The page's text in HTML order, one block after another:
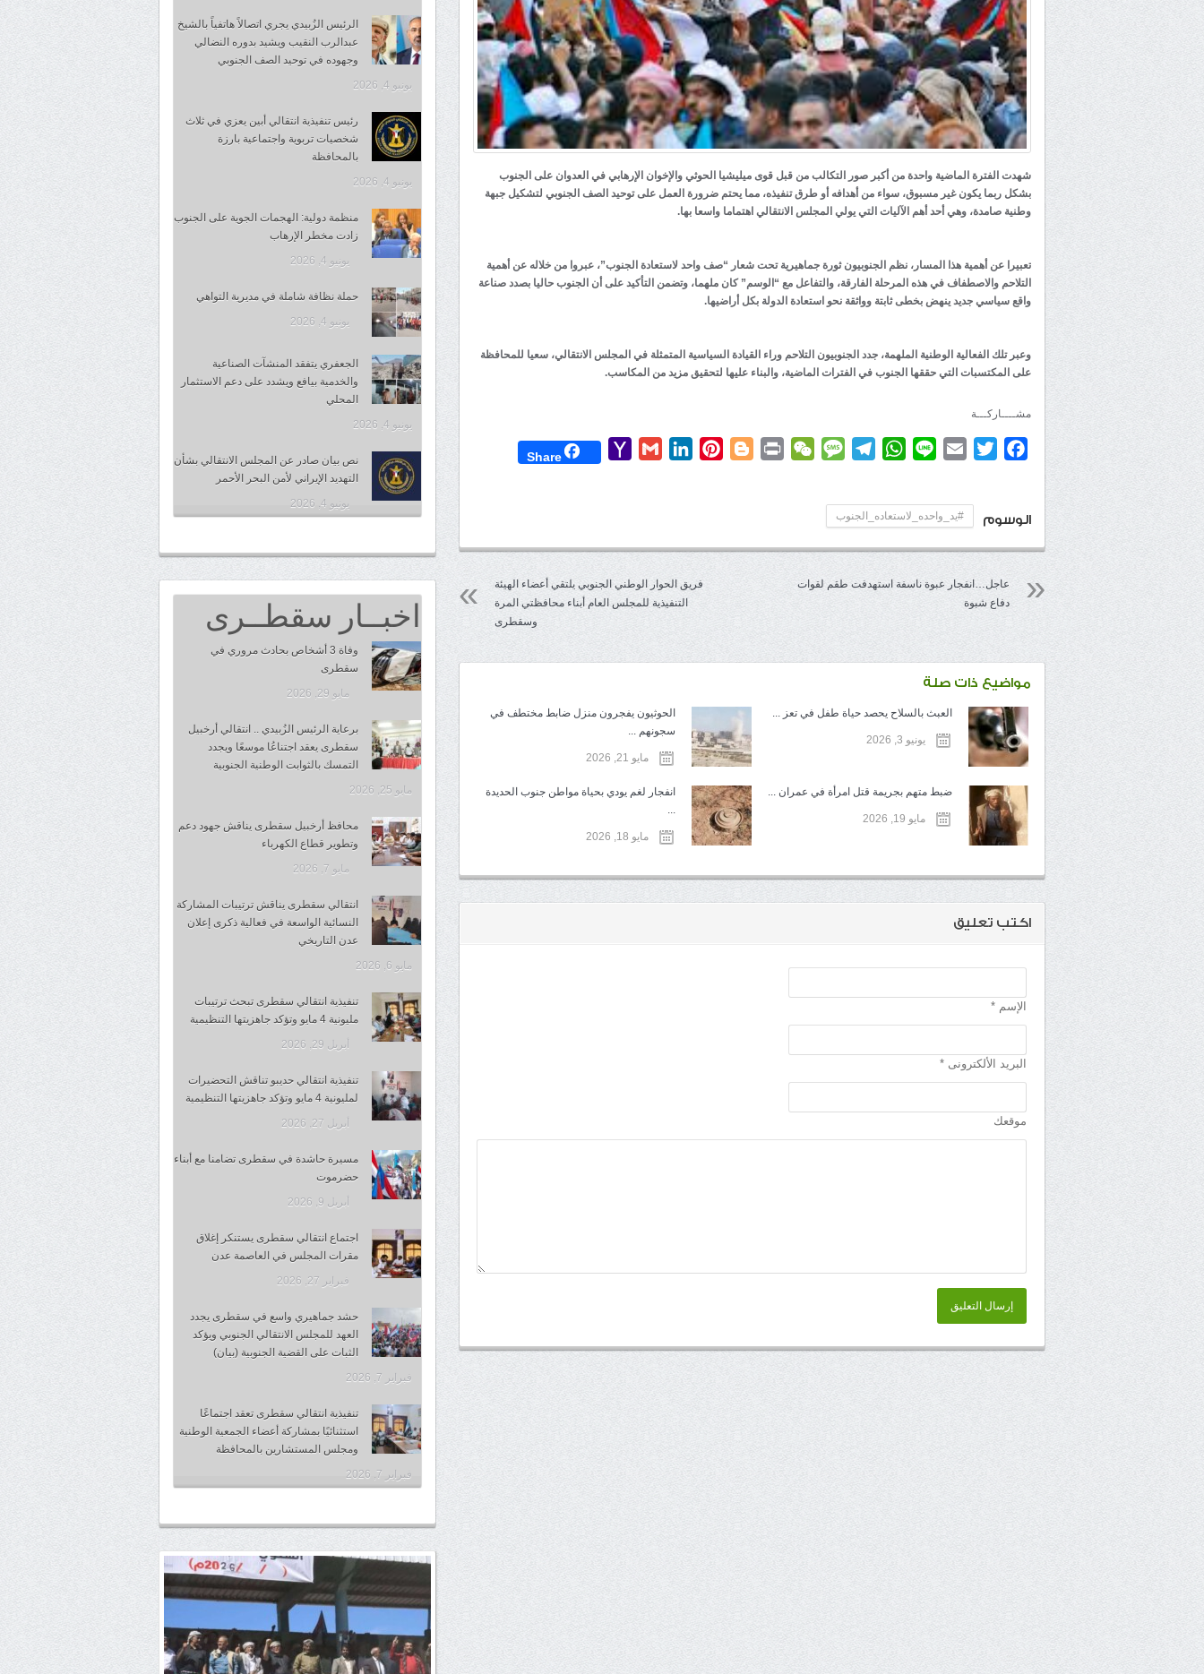
شهدت الفترة الماضية واحدة من أكبر صور التكالب من قبل قوى ميليشيا الحوثي والإخوان الإرهابي في العدوان على الجنوب
بشكل ربما يكون غير مسبوق، سواء من أهدافه أو طرق تنفيذه، مما يحتم ضرورة العمل على توحيد الصف الجنوبي لتشكيل جبهة
وطنية صامدة، وهي أحد أهم الآليات التي يولي المجلس الانتقالي اهتماما واسعا بها.
تعبيرا عن أهمية هذا المسار، نظم الجنوبيون ثورة جماهيرية تحت شعار “صف واحد لاستعادة الجنوب”، عبروا من خلاله عن أهمية
التلاحم والاصطفاف في هذه المرحلة الفارقة، والتفاعل مع “الوسم” كان ملهما، وتضمن التأكيد على أن الجنوب حاليا بصدد صناعة
واقع سياسي جديد ينهض بخطى ثابتة وواثقة نحو استعادة الدولة بكل أراضيها.
وعبر تلك الفعالية الوطنية الملهمة، جدد الجنوبيون التلاحم وراء القيادة السياسية المتمثلة في المجلس الانتقالي، سعيا للمحافظة
على المكتسبات التي حققها الجنوب في الفترات الماضية، والبناء عليها لتحقيق مزيد من المكاسب.
مشــــاركـــة
Facebook
Twitter
Email
Line
WhatsApp
Telegram
Message
WeChat
Print
Blogger
Pinterest
LinkedIn
Gmail
Yahoo
Share
الوسوم #يد_واحده_لاستعاده_الجنوب
فريق الحوار الوطني الجنوبي يلتقي أعضاء الهيئة
التنفيذية للمجلس العام أبناء محافظتي المرة
وسقطرى
عاجل…انفجار عبوة ناسفة استهدفت طقم لقوات
دفاع شبوة
مواضيع ذات صلة
العبث بالسلاح يحصد حياة طفل في تعز ...
يونيو 3, 2026
الحوثيون يفجرون منزل ضابط مختطف في
سجونهم ...
مايو 21, 2026
ضبط متهم بجريمة قتل امرأة في عمران ...
مايو 19, 2026
انفجار لغم يودي بحياة مواطن جنوب الحديدة
...
مايو 18, 2026
اكتب تعليق
الإسم *
البريد الألكترونى *
موقعك
إرسال التعليق
الرئيس الزُبيدي يجري اتصالاً هاتفياً بالشيخ
عبدالرب النقيب ويشيد بدوره النضالي
وجهوده في توحيد الصف الجنوبي
يونيو 4, 2026
رئيس تنفيذية انتقالي أبين يعزي في ثلاث
شخصيات تربوية واجتماعية بارزة
بالمحافظة
يونيو 4, 2026
منظمة دولية: الهجمات الجوية على الجنوب
زادت مخطر الإرهاب
يونيو 4, 2026
حملة نظافة شاملة في مديرية التواهي
يونيو 4, 2026
الجعفري يتفقد المنشآت الصناعية
والخدمية بيافع ويشدد على دعم الاستثمار
المحلي
يونيو 4, 2026
نص بيان صادر عن المجلس الانتقالي بشأن
التهديد الإيراني لأمن البحر الأحمر
يونيو 4, 2026
اخبــار سقطــرى
وفاة 3 أشخاص بحادث مروري في
سقطرى
مايو 29, 2026
برعاية الرئيس الزُبيدي .. انتقالي أرخبيل
سقطرى يعقد اجتناعُا موسعًا ويجدد
التمسك بالثوابت الوطنية الجنوبية
مايو 25, 2026
محافظ أرخبيل سقطرى يناقش جهود دعم
وتطوير قطاع الكهرباء
مايو 7, 2026
انتقالي سقطرى يناقش ترتيبات المشاركة
النسائية الواسعة في فعالية ذكرى إعلان
عدن التاريخي
مايو 6, 2026
تنفيذية انتقالي سقطرى تبحث ترتيبات
مليونية 4 مايو وتؤكد جاهزيتها التنظيمية
أبريل 29, 2026
تنفيذية انتقالي حديبو تناقش التحضيرات
لمليونية 4 مايو وتؤكد جاهزيتها التنظيمية
أبريل 27, 2026
مسيرة حاشدة في سقطرى تضامنا مع أبناء
حضرموت
أبريل 9, 2026
اجتماع انتقالي سقطرى يستنكر إغلاق
مقرات المجلس في العاصمة عدن
فبراير 27, 2026
حشد جماهيري واسع في سقطرى يجدد
العهد للمجلس الانتقالي الجنوبي ويؤكد
الثبات على القضية الجنوبية (بيان)
فبراير 7, 2026
تنفيذية انتقالي سقطرى تعقد اجتماعًا
استثنائيًا بمشاركة أعضاء الجمعية الوطنية
ومجلس المستشارين بالمحافظة
فبراير 7, 2026